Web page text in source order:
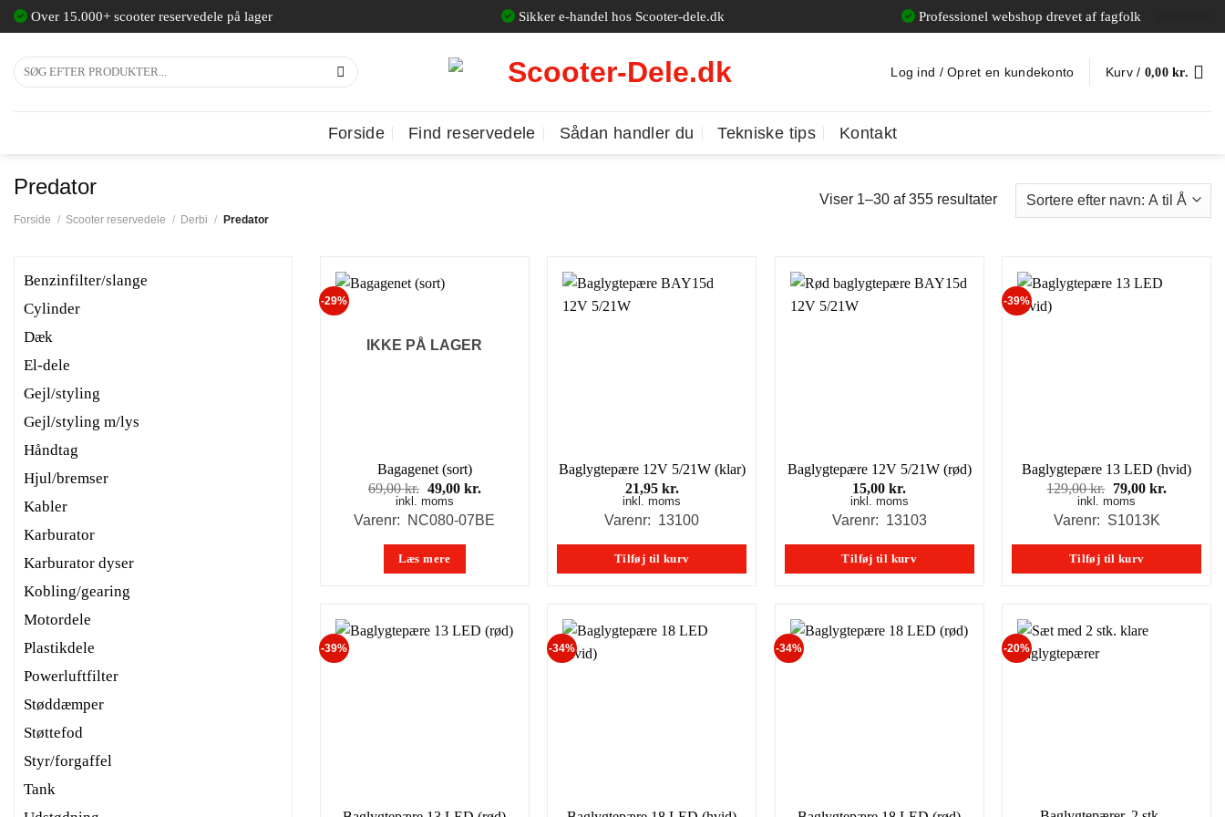
Fortsæt
til
Over 15.000+ scooter reservedele på lager Sikker e-handel hos Scooter-dele.dk Professionel webshop drevet af fagfolk
Log ind / Opret en kundekonto Kurv / 0,00kr.
Forside Find reservedele Sådan handler du Tekniske tips Kontakt
Predator
Forside / Scooter reservedele / Derbi / Predator
Viser 1–30 af 355 resultater
Benzinfilter/slange
Cylinder
Dæk
El-dele
Gejl/styling
Gejl/styling m/lys
Håndtag
Hjul/bremser
Kabler
Karburator
Karburator dyser
Kobling/gearing
Motordele
Plastikdele
Powerluftfilter
Støddæmper
Støttefod
Styr/forgaffel
Tank
-29%
IKKE PÅ LAGER
Bagagenet (sort)
69,00kr. Den
oprindelige
pris
69,00 kr..
49,00 kr.Den
pris
inkl. moms
Varenr: NC080-07BE
Læs mere
Baglygtepære 12V 5/21W (klar)
21,95 kr.
inkl. moms
Varenr: 13100
Tilføj til kurv
Baglygtepære 12V 5/21W (rød)
15,00kr.
inkl. moms
Varenr: 13103
Tilføj til kurv
-39%
Baglygtepære 13 LED (hvid)
129,00kr. Den
oprindelige
pris
129,00 kr..
79,00kr.
79,00 kr..
inkl. moms
Varenr: S1013K
Tilføj til kurv
-39% -34% -34% -20%